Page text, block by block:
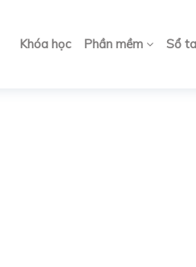
Khóa học Phần mềm Sổ